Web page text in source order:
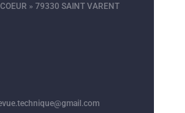
» 79330 SAINT VARENT